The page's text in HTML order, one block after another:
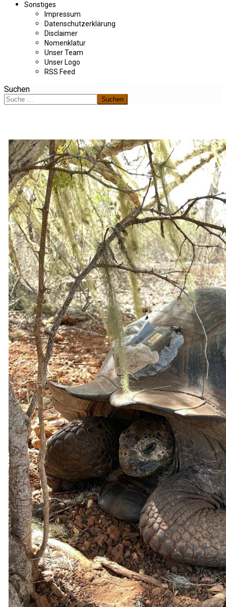
Sonstiges
Impressum
Datenschutzerklärung
Disclaimer
Nomenklatur
Unser Team
Unser Logo
RSS Feed
Suchen
Suchen